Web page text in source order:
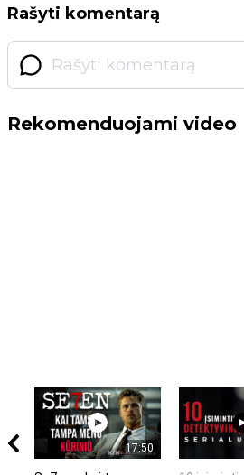
Rašyti komentarą
Rekomenduojami video
17:50